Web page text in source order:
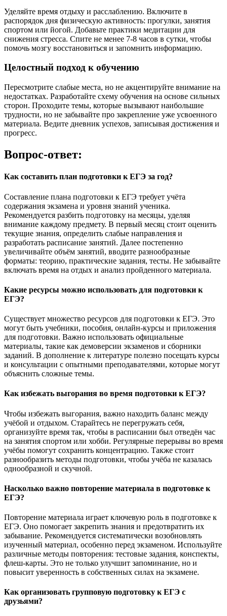
Уделяйте время отдыху и расслаблению. Включите в
распорядок дня физическую активность: прогулки, занятия
спортом или йогой. Добавьте практики медитации для
снижения стресса. Спите не менее 7-8 часов в сутки, чтобы
помочь мозгу восстановиться и запомнить информацию.
Целостный подход к обучению
Пересмотрите слабые места, но не акцентируйте внимание на
недостатках. Разработайте схему обучения на основе сильных
сторон. Проходите темы, которые вызывают наибольшие
трудности, но не забывайте про закрепление уже усвоенного
материала. Ведите дневник успехов, записывая достижения и
прогресс.
Вопрос-ответ:
Как составить план подготовки к ЕГЭ за год?
Составление плана подготовки к ЕГЭ требует учёта
содержания экзамена и уровня знаний ученика.
Рекомендуется разбить подготовку на месяцы, уделяя
внимание каждому предмету. В первый месяц стоит оценить
текущие знания, определить слабые направления и
разработать расписание занятий. Далее постепенно
увеличивайте объём занятий, вводите разнообразные
форматы: теорию, практические задания, тесты. Не забывайте
включать время на отдых и анализ пройденного материала.
Какие ресурсы можно использовать для подготовки к
ЕГЭ?
Существует множество ресурсов для подготовки к ЕГЭ. Это
могут быть учебники, пособия, онлайн-курсы и приложения
для подготовки. Важно использовать официальные
материалы, такие как демоверсии экзаменов и сборники
заданий. В дополнение к литературе полезно посещать курсы
и консультации с опытными преподавателями, которые могут
объяснить сложные темы.
Как избежать выгорания во время подготовки к ЕГЭ?
Чтобы избежать выгорания, важно находить баланс между
учёбой и отдыхом. Старайтесь не перегружать себя,
организуйте время так, чтобы в расписании был отведён час
на занятия спортом или хобби. Регулярные перерывы во время
учёбы помогут сохранить концентрацию. Также стоит
разнообразить методы подготовки, чтобы учёба не казалась
однообразной и скучной.
Насколько важно повторение материала в подготовке к
ЕГЭ?
Повторение материала играет ключевую роль в подготовке к
ЕГЭ. Оно помогает закрепить знания и предотвратить их
забывание. Рекомендуется систематически возобновлять
изученный материал, особенно перед экзаменом. Используйте
различные методы повторения: тестовые задания, конспекты,
флеш-карты. Это не только улучшит запоминание, но и
повысит уверенность в собственных силах на экзамене.
Как организовать групповую подготовку к ЕГЭ с
друзьями?